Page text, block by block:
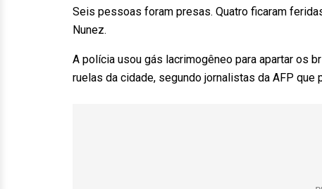
Seis pessoas foram presas. Quatro ficaram
Nunez.
A polícia usou gás lacrimogêneo para apartar os
ruelas da cidade, segundo jornalistas da AFP que